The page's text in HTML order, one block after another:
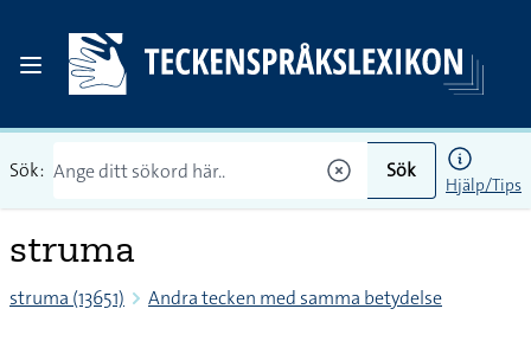
Sök: Sök
Hjälp/Tips
struma
struma (13651) Andra tecken med samma betydelse